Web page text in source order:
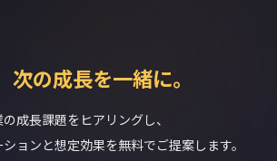
次の成長を一緒に。
成長課題をヒアリングし、
ョンと想定効果を無料でご提案します。